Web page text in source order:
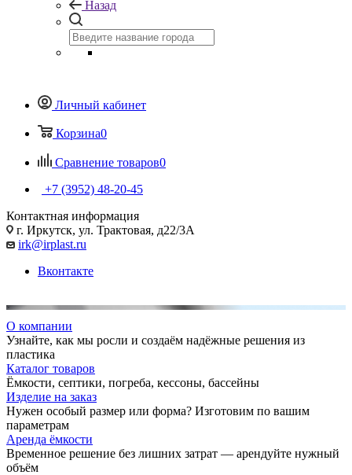
Назад
Личный кабинет
Корзина0
Сравнение товаров0
+7 (3952) 48-20-45
Контактная информация
г. Иркутск, ул. Трактовая, д22/3А
irk@irplast.ru
Вконтакте
О компании
Узнайте, как мы росли и создаём надёжные решения из
пластика
Каталог товаров
Ёмкости, септики, погреба, кессоны, бассейны
Изделие на заказ
Нужен особый размер или форма? Изготовим по вашим
параметрам
Аренда ёмкости
Временное решение без лишних затрат — арендуйте нужный
объём